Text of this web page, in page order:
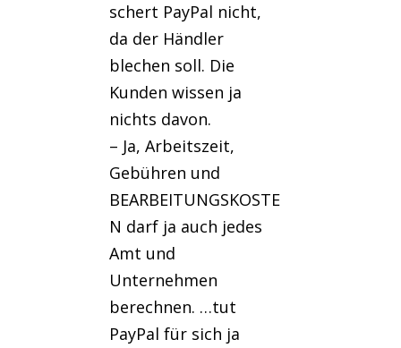
schert PayPal nicht,
da der Händler
blechen soll. Die
Kunden wissen ja
nichts davon.
– Ja, Arbeitszeit,
Gebühren und
BEARBEITUNGSKOSTE
N darf ja auch jedes
Amt und
Unternehmen
berechnen. …tut
PayPal für sich ja